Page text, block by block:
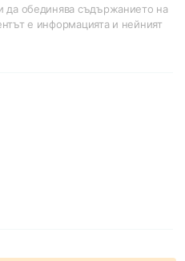
да обединява съдържанието на
е информацията и нейният